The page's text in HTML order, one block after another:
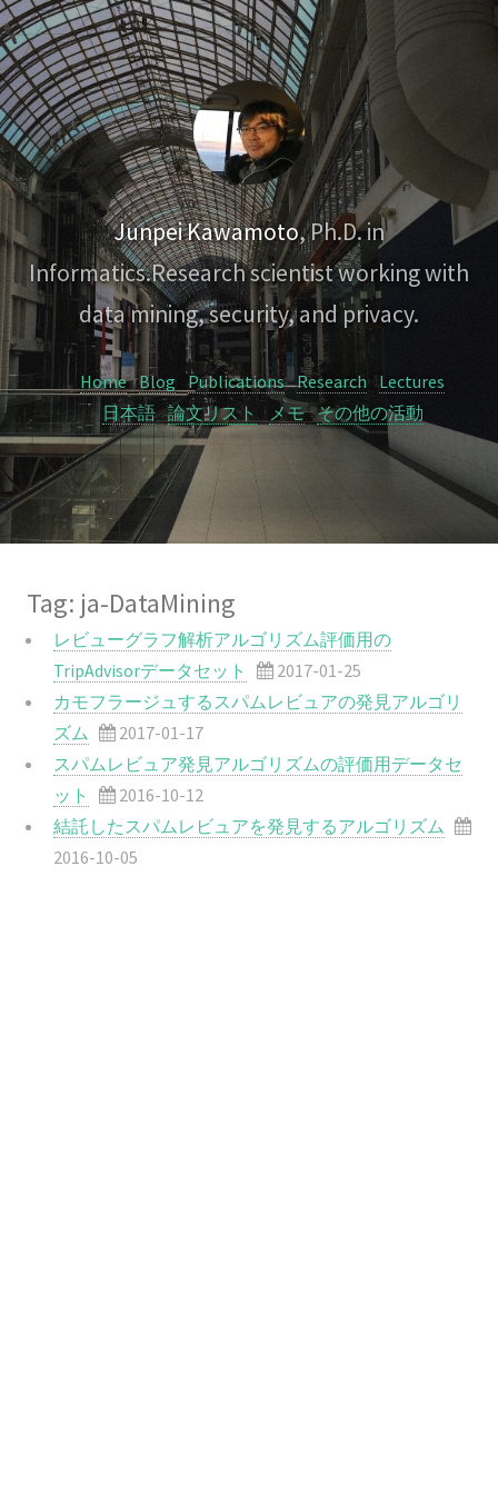
Junpei Kawamoto, Ph.D. in
Informatics.Research scientist working with
data mining, security, and privacy.
Home Blog Publications Research
Lectures
日本語 論文リスト メモ その他の活動
Tag: ja-DataMining
レビューグラフ解析アルゴリズム評価用の
TripAdvisorデータセット
2017-01-25
カモフラージュするスパムレビュアの発見アルゴリ
ズム
2017-01-17
スパムレビュア発見アルゴリズムの評価用データセ
ット
2016-10-12
結託したスパムレビュアを発見するアルゴリズム
2016-10-05